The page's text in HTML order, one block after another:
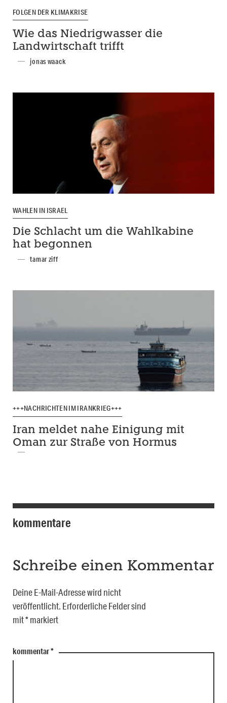
FOLGEN DER KLIMAKRISE
Wie das Niedrigwasser die
Landwirtschaft trifft
jonas waack
WAHLEN IN ISRAEL
Die Schlacht um die Wahlkabine
hat begonnen
tamar ziff
+++NACHRICHTEN IM IRANKRIEG+++
Iran meldet nahe Einigung mit
Oman zur Straße von Hormus
kommentare
Schreibe einen Kommentar
Deine E-Mail-Adresse wird nicht
veröffentlicht. Erforderliche Felder sind
mit*markiert
kommentar*